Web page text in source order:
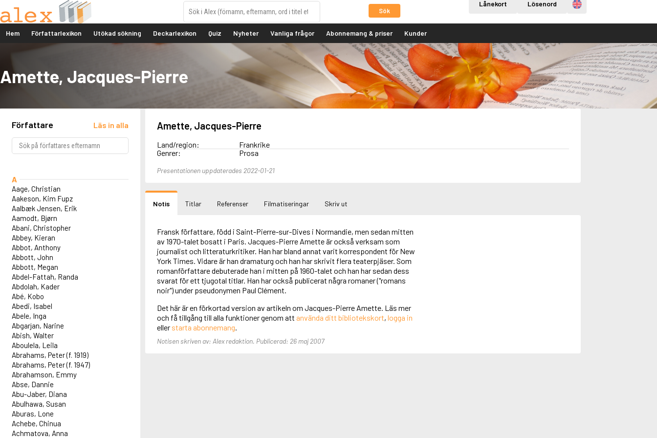
Sök
Lånekort Lösenord Engelska
Hem Författarlexikon Utökad sökning Deckarlexikon Quiz Nyheter Vanliga frågor Abonnemang & priser Kunder
Amette, Jacques-Pierre
Författare Läs in alla
A
Aage, Christian
Aakeson, Kim Fupz
Aalbæk Jensen, Erik
Aamodt, Bjørn
Abani, Christopher
Abbey, Kieran
Abbot, Anthony
Abbott, John
Abbott, Megan
Abdel-Fattah, Randa
Abdolah, Kader
Abé, Kobo
Abedi, Isabel
Abele, Inga
Abgarjan, Narine
Abish, Walter
Aboulela, Leila
Abrahams, Peter (f. 1919)
Abrahams, Peter (f. 1947)
Abrahamson, Emmy
Abse, Dannie
Abu-Jaber, Diana
Abulhawa, Susan
Aburas, Lone
Achebe, Chinua
Achmatova, Anna
Amette, Jacques-Pierre
Land/region:
Frankrike
Genrer:
Prosa
Presentationen uppdaterades 2022-01-21
Notis Titlar Referenser Filmatiseringar Skriv ut
Fransk författare, född i Saint-Pierre-sur-Dives i Normandie, men sedan mitten
av 1970-talet bosatt i Paris. Jacques-Pierre Amette är också verksam som
journalist och litteraturkritiker. Han har bland annat varit korrespondent för New
York Times. Vidare är han dramaturg och han har skrivit flera teaterpjäser. Som
romanförfattare debuterade han i mitten på 1960-talet och han har sedan dess
svarat för ett tjugotal titlar. Han har också publicerat några romaner ("romans
noir") under pseudonymen Paul Clément.
Det här är en förkortad version av artikeln om Jacques-Pierre Amette. Läs mer
och få tillgång till alla funktioner genom att använda ditt bibliotekskort, logga in
eller starta abonnemang.
Notisen skriven av: Alex redaktion. Publicerad: 26 maj 2007